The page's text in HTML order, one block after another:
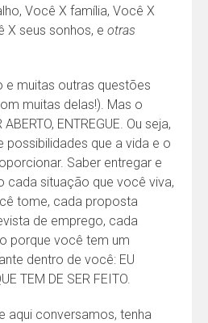
Você X família, Você X
X seus sonhos, e otras
e muitas outras questões
muitas delas!). Mas o
ENTREGUE. Ou seja,
possibilidades que a vida e o
Saber entregar e
cada situação que você viva,
tome, cada proposta
de emprego, cada
porque você tem um
dentro de você: EU
TEM DE SER FEITO.
aqui conversamos, tenha